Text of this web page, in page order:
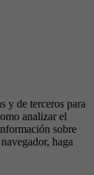
y de terceros para
analizar el
sobre
haga